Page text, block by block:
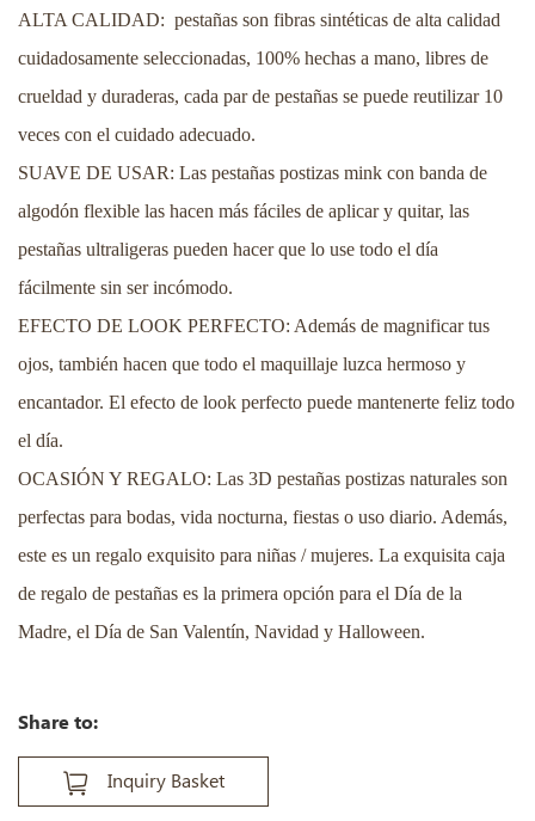
ALTA CALIDAD: pestañas son fibras sintéticas de alta calidad
cuidadosamente seleccionadas, 100% hechas a mano, libres de
crueldad y duraderas, cada par de pestañas se puede reutilizar 10
veces con el cuidado adecuado.
SUAVE DE USAR: Las pestañas postizas mink con banda de
algodón flexible las hacen más fáciles de aplicar y quitar, las
pestañas ultraligeras pueden hacer que lo use todo el día
fácilmente sin ser incómodo.
EFECTO DE LOOK PERFECTO: Además de magnificar tus
ojos, también hacen que todo el maquillaje luzca hermoso y
encantador. El efecto de look perfecto puede mantenerte feliz todo
el día.
OCASIÓN Y REGALO: Las 3D pestañas postizas naturales son
perfectas para bodas, vida nocturna, fiestas o uso diario. Además,
este es un regalo exquisito para niñas / mujeres. La exquisita caja
de regalo de pestañas es la primera opción para el Día de la
Madre, el Día de San Valentín, Navidad y Halloween.
Share to:
Inquiry Basket